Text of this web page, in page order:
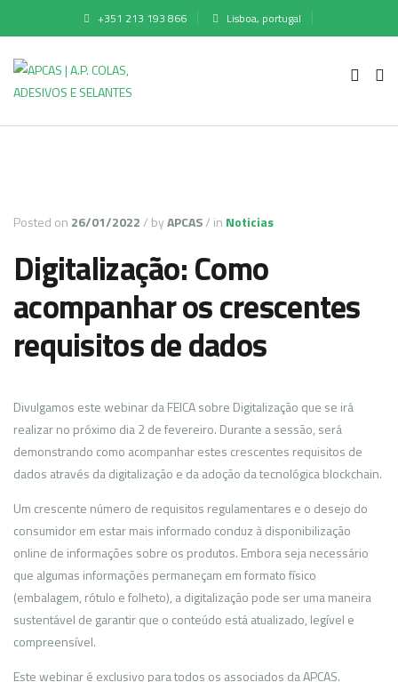
+351 213 193 866 Lisboa, portugal
Posted on 26/01/2022/ byAPCAS/ in Noticias
Digitalização: Como
acompanhar os crescentes
requisitos de dados
Divulgamos este webinar da FEICA sobre Digitalização que se irá
realizar no próximo dia 2 de fevereiro. Durante a sessão, será
demonstrando como acompanhar estes crescentes requisitos de
dados através da digitalização e da adoção da tecnológica blockchain.
Um crescente número de requisitos regulamentares e o desejo do
consumidor em estar mais informado conduz à disponibilização
online de informações sobre os produtos. Embora seja necessário
que algumas informações permaneçam em formato físico
(embalagem, rótulo e folheto), a digitalização pode ser uma maneira
sustentável de garantir que o conteúdo está atualizado, legível e
compreensível.
Este webinar é exclusivo para todos os associados da APCAS.